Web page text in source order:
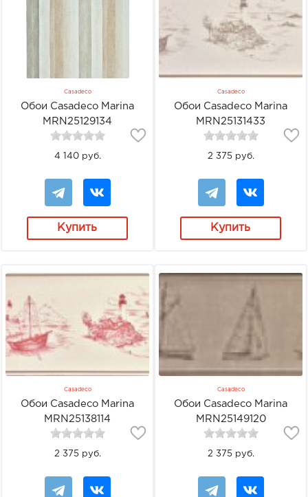
Casadeco
Обои Casadeco Marina
MRN25129134
4 140 руб.
Купить
Casadeco
Обои Casadeco Marina
MRN25131433
2 375 руб.
Купить
Casadeco
Обои Casadeco Marina
MRN25138114
2 375 руб.
Casadeco
Обои Casadeco Marina
MRN25149120
2 375 руб.